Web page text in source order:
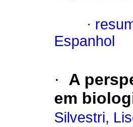
·
Espanhol
·
A
em
Silvestri,